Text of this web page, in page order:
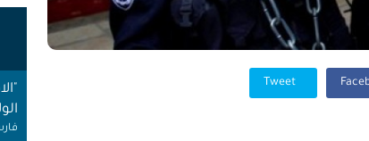
Tweet